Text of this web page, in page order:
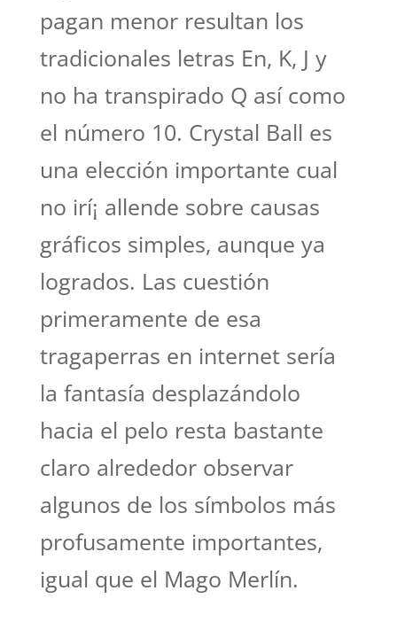
pagan menor resultan los
tradicionales letras En, K, J y
no ha transpirado Q así­ como
el número 10. Crystal Ball es
una elección importante cual
no irí¡ allende sobre causas
gráficos simples, aunque ya
logrados. Las cuestión
primeramente de esa
tragaperras en internet serí­a
la fantasía desplazándolo
hacia el pelo resta bastante
claro alrededor observar
algunos de los símbolos más
profusamente importantes,
igual que el Mago Merlín.